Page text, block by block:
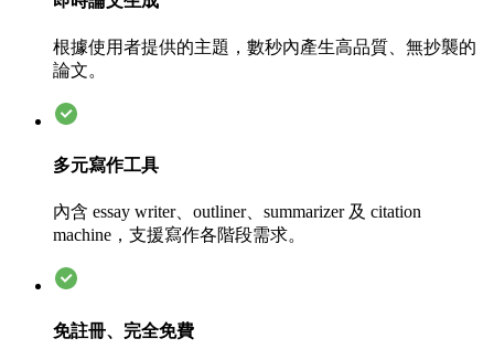
根據使用者提供的主題，數秒內產生高品質、無抄襲的
論文。
多元寫作工具
內含 essay writer、outliner、summarizer 及 citation
machine，支援寫作各階段需求。
免註冊、完全免費